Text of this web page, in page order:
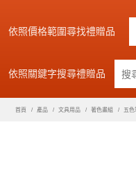
依照價格範圍尋找禮贈品
依照關鍵字搜尋禮贈品
首頁 產品 文具用品 著色畫組 五色